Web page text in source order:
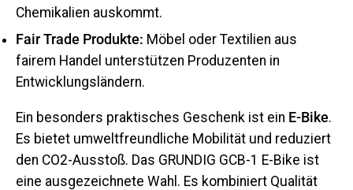
Chemikalien auskommt.
Fair Trade Produkte: Möbel oder Textilien aus
fairem Handel unterstützen Produzenten in
Entwicklungsländern.
Ein besonders praktisches Geschenk ist ein E-Bike.
Es bietet umweltfreundliche Mobilität und reduziert
den CO2-Ausstoß. Das GRUNDIG GCB-1 E-Bike ist
eine ausgezeichnete Wahl. Es kombiniert Qualität